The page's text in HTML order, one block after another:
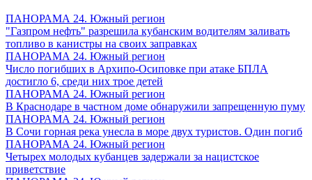
ПАНОРАМА 24. Южный регион
"Газпром нефть" разрешила кубанским водителям заливать
топливо в канистры на своих заправках
ПАНОРАМА 24. Южный регион
Число погибших в Архипо-Осиповке при атаке БПЛА
достигло 6, среди них трое детей
ПАНОРАМА 24. Южный регион
В Краснодаре в частном доме обнаружили запрещенную пуму
ПАНОРАМА 24. Южный регион
В Сочи горная река унесла в море двух туристов. Один погиб
ПАНОРАМА 24. Южный регион
Четырех молодых кубанцев задержали за нацистское
приветствие